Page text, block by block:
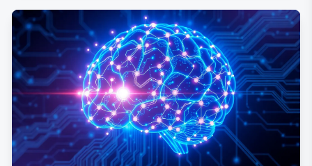
100カ国以上で男性に最も一般的な癌治療法となり、進行し
た前立腺癌の患者数十万人の寿命を大幅に延ばしています。